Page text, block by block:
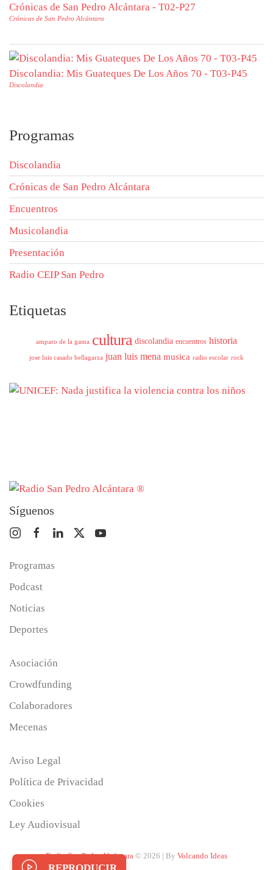
Crónicas de San Pedro Alcántara - T02-P27
Crónicas de San Pedro Alcántara
Discolandia: Mis Guateques De Los Años 70 - T03-P45
Discolandia
Programas
Discolandia
Crónicas de San Pedro Alcántara
Encuentros
Musicolandia
Presentación
Radio CEIP San Pedro
Etiquetas
amparo de la gama cultura discolandia encuentros historia
jose luis casado bellagarza juan luis mena musica radio escolar rock
Síguenos
Programas
Podcast
Noticias
Deportes
Asociación
Crowdfunding
Colaboradores
Mecenas
Aviso Legal
Política de Privacidad
Cookies
Ley Audiovisual
Radio San Pedro Alcántara © 2026 | By Volcando Ideas
REPRODUCIR